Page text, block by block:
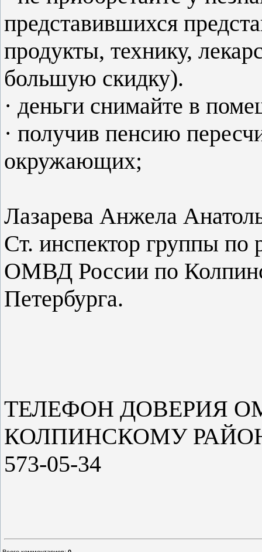
представившихся
продукты, технику,
большую скидку).
· деньги снимайте в
· получив пенсию
окружающих;
Лазарева Анжела
Ст. инспектор группы
ОМВД России по
Петербурга.
ТЕЛЕФОН ДОВЕРИЯ
КОЛПИНСКОМУ
573-05-34